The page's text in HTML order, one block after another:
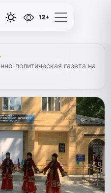
12+
политическая газета на